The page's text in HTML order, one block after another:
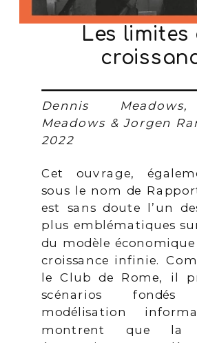
Les limites
Dennis
Meadows & Jorgen
2022
Cet ouvrage,
sous le nom de
est sans doute l’un
plus emblématiques
du modèle
croissance infinie.
le Club de Rome, il
scénarios
modélisation
montrent que la